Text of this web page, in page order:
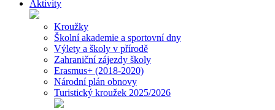
Aktivity
Kroužky
Školní akademie a sportovní dny
Výlety a školy v přírodě
Zahraniční zájezdy školy
Erasmus+ (2018-2020)
Národní plán obnovy
Turistický kroužek 2025/2026